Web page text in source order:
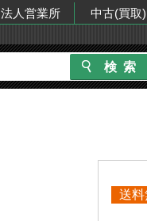
法人営業所 中古(買取)
送料